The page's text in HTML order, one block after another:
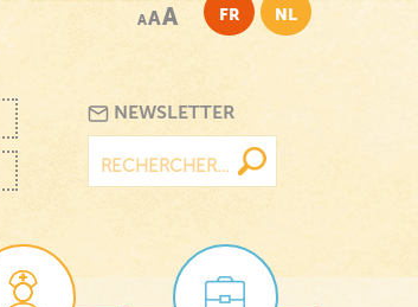
AAA FR NL
NEWSLETTER